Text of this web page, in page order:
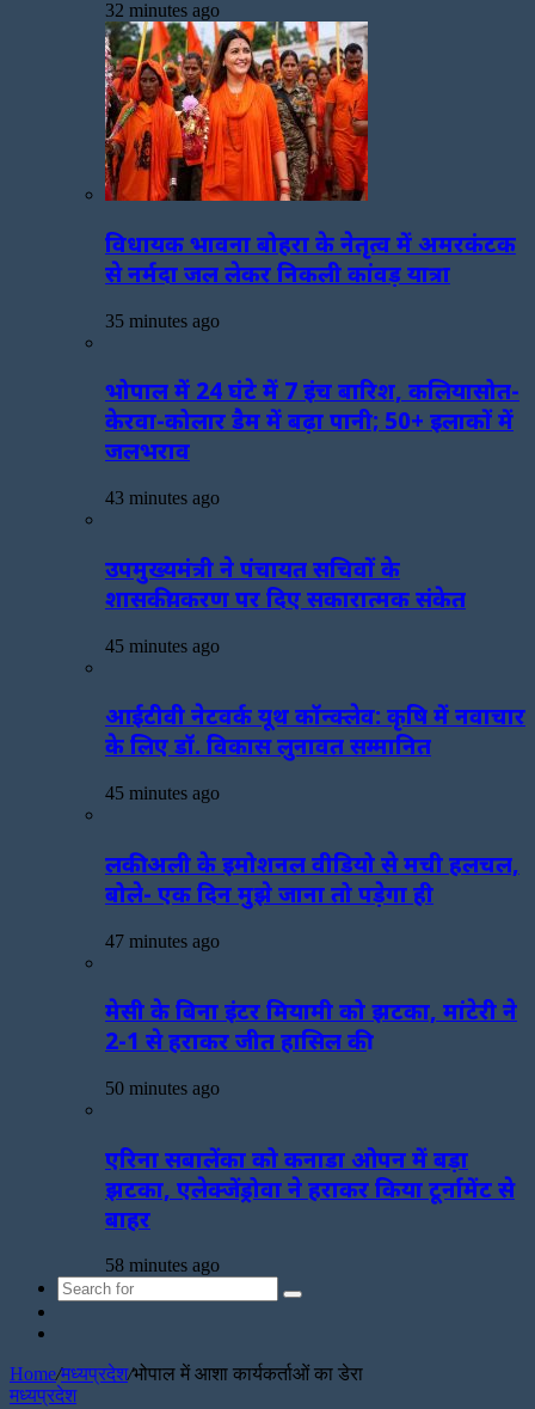
32 minutes ago
विधायक भावना बोहरा के नेतृत्व में अमरकंटक
से नर्मदा जल लेकर निकली कांवड़ यात्रा
35 minutes ago
भोपाल में 24 घंटे में 7 इंच बारिश, कलियासोत-
केरवा-कोलार डैम में बढ़ा पानी; 50+ इलाकों में
जलभराव
43 minutes ago
उपमुख्यमंत्री ने पंचायत सचिवों के
शासकीयकरण पर दिए सकारात्मक संकेत
45 minutes ago
आईटीवी नेटवर्क यूथ कॉन्क्लेव: कृषि में नवाचार
के लिए डॉ. विकास लुनावत सम्मानित
45 minutes ago
लकी अली के इमोशनल वीडियो से मची हलचल,
बोले- एक दिन मुझे जाना तो पड़ेगा ही
47 minutes ago
मेसी के बिना इंटर मियामी को झटका, मांटेरी ने
2-1 से हराकर जीत हासिल की
50 minutes ago
एरिना सबालेंका को कनाडा ओपन में बड़ा
झटका, एलेक्जेंड्रोवा ने हराकर किया टूर्नामेंट से
बाहर
58 minutes ago
Search
Home/मध्यप्रदेश/भोपाल में आशा कार्यकर्ताओं का डेरा
मध्यप्रदेश